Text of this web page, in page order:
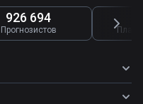
926 694
Прогнозистов